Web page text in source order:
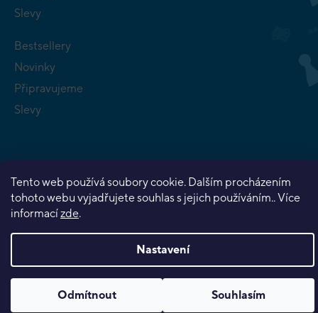
Tento web používá soubory cookie. Dalším procházením
tohoto webu vyjadřujete souhlas s jejich používáním.. Více
informacízde.
Nastavení
Odmítnout Souhlasím
Slevy
Bestsellery
Novinky
Připravujeme
Slevy
Vytvořil Shoptet Premium
Copyright 2026Planeta her. Všechna práva vyhrazena.